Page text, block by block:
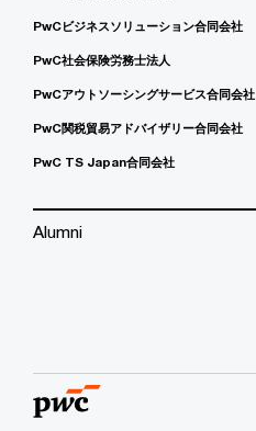
PwCビジネスソリューション合同会社
PwC社会保険労務士法人
PwCアウトソーシングサービス合同会社
PwC関税貿易アドバイザリー合同会社
PwC TS Japan合同会社
Alumni